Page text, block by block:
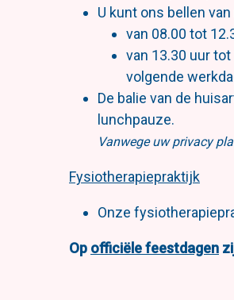
U kunt ons bellen
van 08.00 tot
van 13.30 uur
volgende
De balie van de
lunchpauze.
Vanwege uw privacy
Fysiotherapiepraktijk
Onze
Op officiële feestdagen